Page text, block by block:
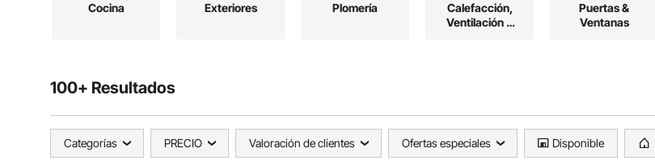
Cocina Exteriores Plomería
Calefacción,
Ventilación &
Puertas &
Ventanas
100+ Resultados
Categorías PRECIO Valoración de clientes Ofertas especiales Disponible